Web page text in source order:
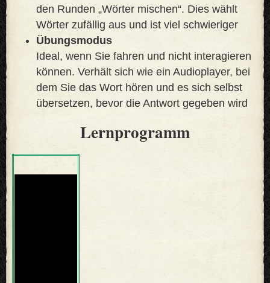
den Runden „Wörter mischen“. Dies wählt
Wörter zufällig aus und ist viel schwieriger
Übungsmodus
Ideal, wenn Sie fahren und nicht interagieren
können. Verhält sich wie ein Audioplayer, bei
dem Sie das Wort hören und es sich selbst
übersetzen, bevor die Antwort gegeben wird
Lernprogramm